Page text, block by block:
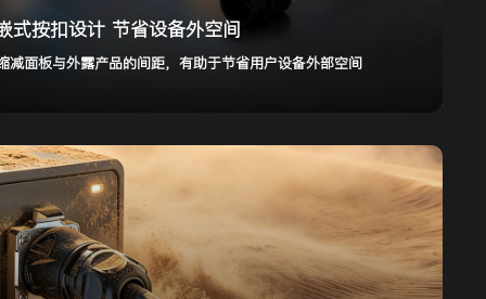
式按扣设计 节省设备外空间
减面板与外露产品的间距，有助于节省用户设备外部空间